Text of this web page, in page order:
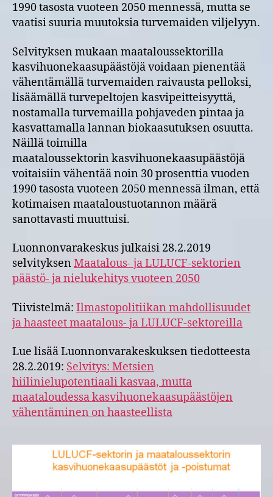
1990 tasosta vuoteen 2050 mennessä, mutta se
vaatisi suuria muutoksia turvemaiden viljelyyn.
Selvityksen mukaan maataloussektorilla
kasvihuonekaasupäästöjä voidaan pienentää
vähentämällä turvemaiden raivausta pelloksi,
lisäämällä turvepeltojen kasvipeitteisyyttä,
nostamalla turvemailla pohjaveden pintaa ja
kasvattamalla lannan biokaasutuksen osuutta.
Näillä toimilla
maataloussektorin kasvihuonekaasupäästöjä
voitaisiin vähentää noin 30 prosenttia vuoden
1990 tasosta vuoteen 2050 mennessä ilman, että
kotimaisen maataloustuotannon määrä
sanottavasti muuttuisi.
Luonnonvarakeskus julkaisi 28.2.2019
selvityksen Maatalous- ja LULUCF-sektorien
päästö- ja nielukehitys vuoteen 2050
Tiivistelmä: Ilmastopolitiikan mahdollisuudet
ja haasteet maatalous- ja LULUCF-sektoreilla
Lue lisää Luonnonvarakeskuksen tiedotteesta
28.2.2019: Selvitys: Metsien
hiilinielupotentiaali kasvaa, mutta
maataloudessa kasvihuonekaasupäästöjen
vähentäminen on haasteellista